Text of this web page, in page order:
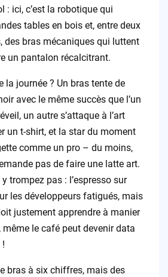
: ici, c’est la robotique qui
tables en bois et, entre deux
des bras mécaniques qui luttent
un pantalon récalcitrant.
la journée ? Un bras tente de
avec le même succès que l’un
un autre s’attaque à l’art
un t-shirt, et la star du moment
comme un pro – du moins,
pas de faire une latte art.
y trompez pas : l’espresso sur
les développeurs fatigués, mais
justement apprendre à manier
même le café peut devenir data
bras à six chiffres, mais des